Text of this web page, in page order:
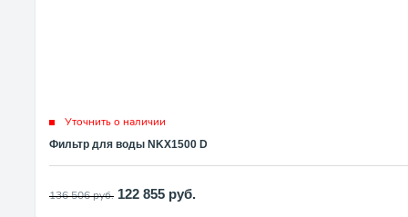
Уточнить о наличии
Фильтр для воды NKX1500 D
136 506руб. 122 855 руб.